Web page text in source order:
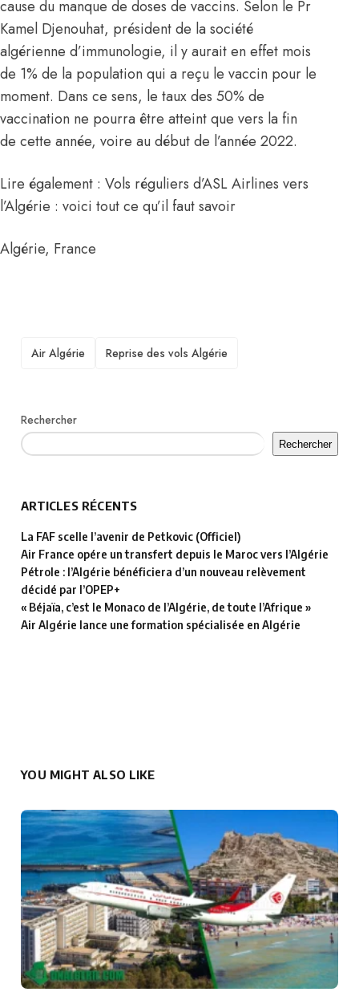
cause du manque de doses de vaccins. Selon le Pr
Kamel Djenouhat, président de la société
algérienne d’immunologie, il y aurait en effet mois
de 1% de la population qui a reçu le vaccin pour le
moment. Dans ce sens, le taux des 50% de
vaccination ne pourra être atteint que vers la fin
de cette année, voire au début de l’année 2022.
Lire également : Vols réguliers d’ASL Airlines vers
l’Algérie : voici tout ce qu’il faut savoir
Algérie, France
TAGS
Air Algérie Reprise des vols Algérie
Rechercher
Rechercher
ARTICLES RÉCENTS
La FAF scelle l’avenir de Petkovic (Officiel)
Air France opére un transfert depuis le Maroc vers l’Algérie
Pétrole : l’Algérie bénéficiera d’un nouveau relèvement
décidé par l’OPEP+
« Béjaïa, c’est le Monaco de l’Algérie, de toute l’Afrique »
Air Algérie lance une formation spécialisée en Algérie
YOU MIGHT ALSO LIKE